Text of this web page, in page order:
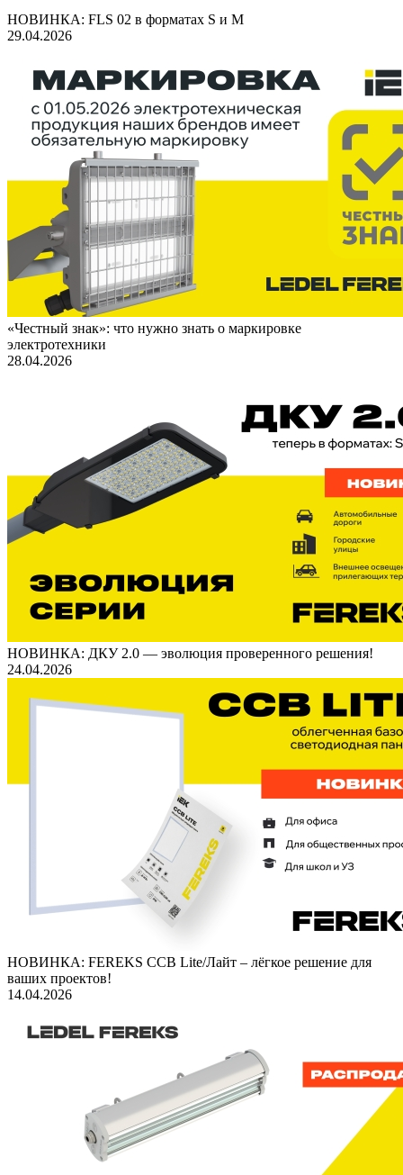
НОВИНКА: FLS 02 в форматах S и M
29.04.2026
«Честный знак»: что нужно знать о маркировке
электротехники
28.04.2026
НОВИНКА: ДКУ 2.0 — эволюция проверенного решения!
24.04.2026
НОВИНКА: FEREKS ССВ Lite/Лайт – лёгкое решение для
ваших проектов!
14.04.2026